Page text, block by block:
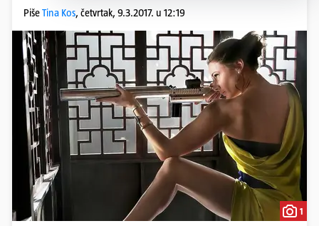
PišeTina Kos, četvrtak, 9.3.2017. u 12:19
1